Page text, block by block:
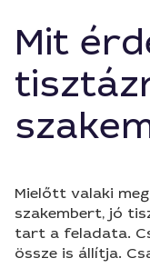
Mit
Mielőtt valaki
szakembert, jó
tart a feladata.
össze is állítja.